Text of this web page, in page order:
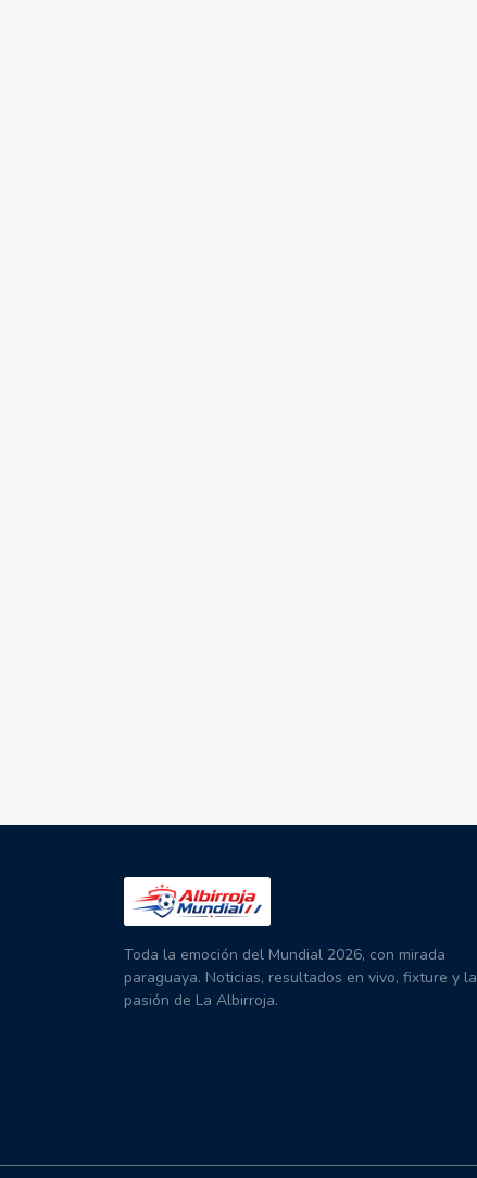
Toda la emoción del Mundial 2026, con mirada
paraguaya. Noticias, resultados en vivo, fixture y la
pasión de La Albirroja.